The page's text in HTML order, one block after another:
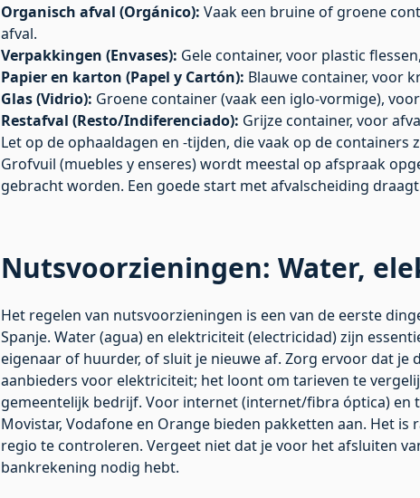
Organisch afval (Orgánico): Vaak een bruine of groene
afval.
Verpakkingen (Envases): Gele container, voor plastic
Papier en karton (Papel y Cartón): Blauwe container, voor
Glas (Vidrio): Groene container (vaak een iglo-vormige),
Restafval (Resto/Indiferenciado): Grijze container, voor
Let op de ophaaldagen en -tijden, die vaak op de
Grofvuil (muebles y enseres) wordt meestal op afspraak
gebracht worden. Een goede start met afvalscheiding
Nutsvoorzieningen: Water,
Het regelen van nutsvoorzieningen is een van de eerste
Spanje. Water (agua) en elektriciteit (electricidad) zijn
eigenaar of huurder, of sluit je nieuwe af. Zorg ervoor dat
aanbieders voor elektriciteit; het loont om tarieven te
gemeentelijk bedrijf. Voor internet (internet/fibra óptica) en
Movistar, Vodafone en Orange bieden pakketten aan. Het
regio te controleren. Vergeet niet dat je voor het afsluiten
bankrekening nodig hebt.